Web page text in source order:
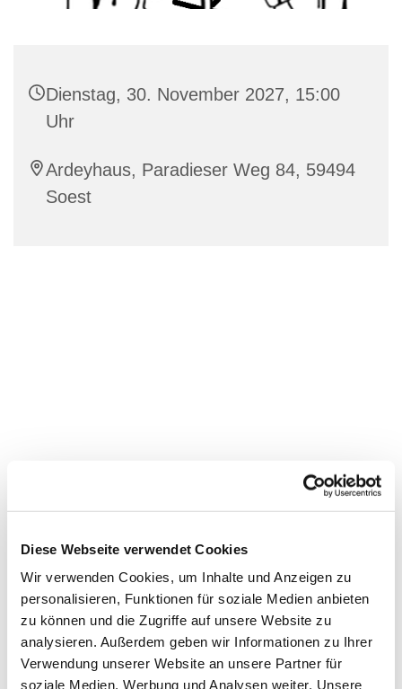
Diese Webseite verwendet Cookies
Wir verwenden Cookies, um Inhalte und Anzeigen zu
personalisieren, Funktionen für soziale Medien anbieten
zu können und die Zugriffe auf unsere Website zu
analysieren. Außerdem geben wir Informationen zu Ihrer
Verwendung unserer Website an unsere Partner für
soziale Medien, Werbung und Analysen weiter. Unsere
Dienstag, 30. November 2027, 15:00
Uhr
Ardeyhaus, Paradieser Weg 84, 59494
Soest
Dies könnte Sie auch
interessieren